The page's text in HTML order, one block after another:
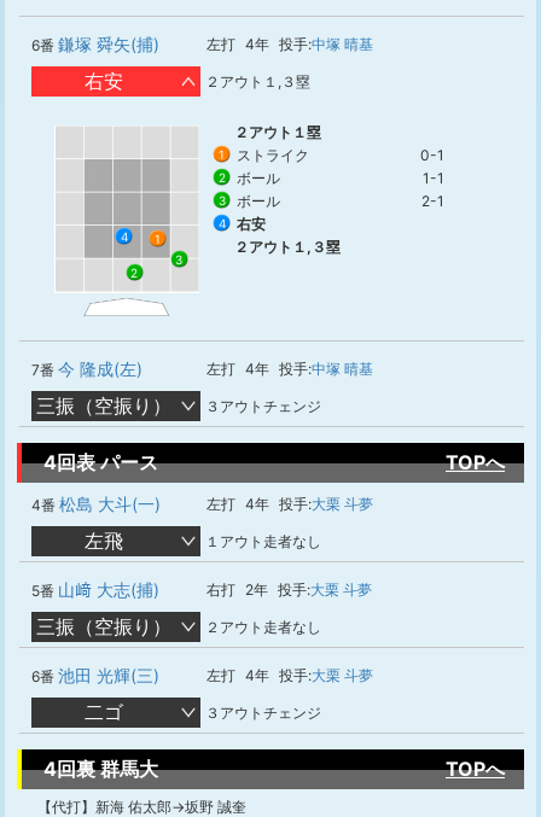
6番 鎌塚 舜矢(捕) 左打 4年 投手:中塚 晴基
右安 ２アウト１,３塁
1
2
3
4
２アウト１塁
1 ストライク 0-1
2 ボール 1-1
3 ボール 2-1
4
右安
２アウト１,３塁
7番 今 隆成(左) 左打 4年 投手:中塚 晴基
三振（空振り） ３アウトチェンジ
4回表 パース TOPへ
4番 松島 大斗(一) 左打 4年 投手:大栗 斗夢
左飛 １アウト走者なし
5番 山﨑 大志(捕) 右打 2年 投手:大栗 斗夢
三振（空振り） ２アウト走者なし
6番 池田 光輝(三) 左打 4年 投手:大栗 斗夢
二ゴ ３アウトチェンジ
4回裏 群馬大 TOPへ
【代打】新海 佑太郎→坂野 誠奎